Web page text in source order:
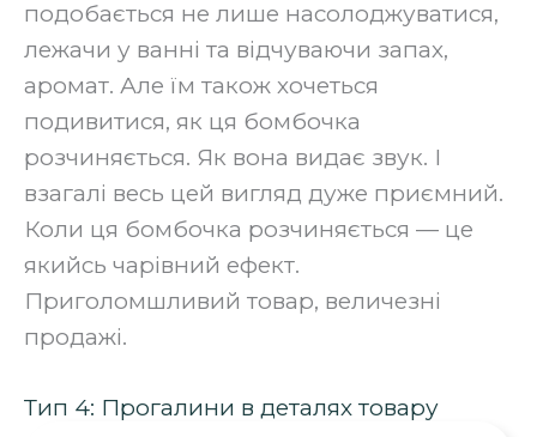
подобається не лише насолоджуватися,
лежачи у ванні та відчуваючи запах,
аромат. Але їм також хочеться
подивитися, як ця бомбочка
розчиняється. Як вона видає звук. І
взагалі весь цей вигляд дуже приємний.
Коли ця бомбочка розчиняється — це
якийсь чарівний ефект.
Приголомшливий товар, величезні
продажі.
Тип 4: Прогалини в деталях товару